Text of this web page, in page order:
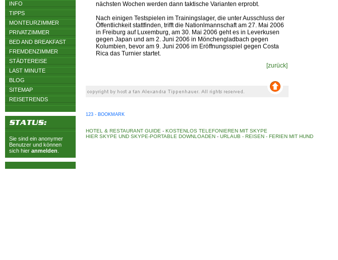
INFO
TIPPS
MONTEURZIMMER
PRIVATZIMMER
BED AND BREAKFAST
FREMDENZIMMER
STÄDTEREISE
LAST MINUTE
BLOG
SITEMAP
REISETRENDS
Sie sind ein anonymer
Benutzer und können
sich hier anmelden
nächsten Wochen werden dann taktische Varianten erprobt.
Nach einigen Testspielen im Trainingslager, die unter Ausschluss der
Öffentlichkeit stattfinden, trifft die Nationlmannschaft am 27. Mai 2006
in Freiburg auf Luxemburg, am 30. Mai 2006 geht es in Leverkusen
gegen Japan und am 2. Juni 2006 in Mönchengladbach gegen
Kolumbien, bevor am 9. Juni 2006 im Eröffnungsspiel gegen Costa
Rica das Turnier startet.
[zurück]
123 - BOOKMARK
HOTEL & RESTAURANT GUIDE - KOSTENLOS TELEFONIEREN MIT SKYPE
HIER SKYPE UND SKYPE-PORTABLE DOWNLOADEN - URLAUB - REISEN - FERIEN MIT HUND